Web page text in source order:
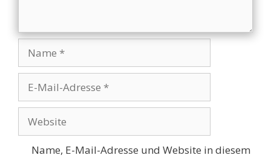
Name
Website
Name, E-Mail-Adresse und Website in diesem